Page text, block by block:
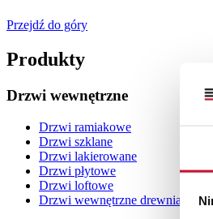
Przejdź do góry
Produkty
Drzwi wewnętrzne
Drzwi ramiakowe
Drzwi szklane
Drzwi lakierowane
Drzwi płytowe
Drzwi loftowe
Drzwi wewnętrzne drewniane